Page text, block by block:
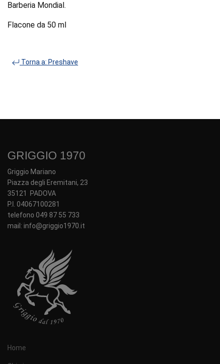
Barberia Mondial.
Flacone da 50 ml
Torna a: Preshave
GRIGGIO 1970
Griggio Mariano
Piazza degli Eremitani, 23
35121 PADOVA
P.I. 04067100281
telefono 049 87 55 733
mail: info@griggio1970.it
Home